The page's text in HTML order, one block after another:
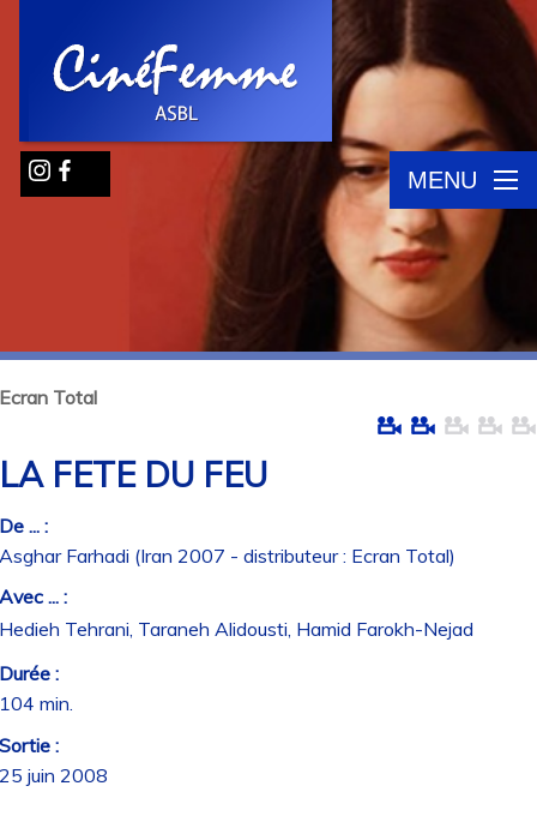
MENU
Total
FETE DU FEU
... :
Farhadi (Iran 2007 - distributeur : Ecran Total)
... :
Tehrani, Taraneh Alidousti, Hamid Farokh-Nejad
:
min.
:
juin 2008